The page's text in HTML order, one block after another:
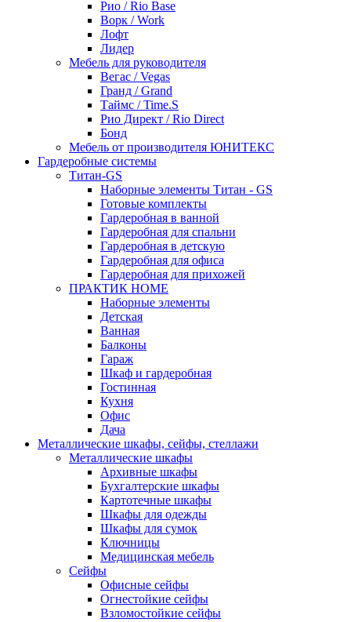
Рио / Rio Base
Ворк / Work
Лофт
Лидер
Мебель для руководителя
Вегас / Vegas
Гранд / Grand
Таймс / Time.S
Рио Директ / Rio Direct
Бонд
Мебель от производителя ЮНИТЕКС
Гардеробные системы
Титан-GS
Наборные элементы Титан - GS
Готовые комплекты
Гардеробная в ванной
Гардеробная для спальни
Гардеробная в детскую
Гардеробная для офиса
Гардеробная для прихожей
ПРАКТИК HOME
Наборные элементы
Детская
Ванная
Балконы
Гараж
Шкаф и гардеробная
Гостинная
Кухня
Офис
Дача
Металлические шкафы, сейфы, стеллажи
Металлические шкафы
Архивные шкафы
Бухгалтерские шкафы
Картотечные шкафы
Шкафы для одежды
Шкафы для сумок
Ключницы
Медицинская мебель
Сейфы
Офисные сейфы
Огнестойкие сейфы
Взломостойкие сейфы